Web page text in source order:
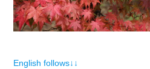
English follows↓↓